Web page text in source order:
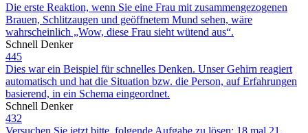
Die erste Reaktion, wenn Sie eine Frau mit zusammengezogenen
Brauen, Schlitzaugen und geöffnetem Mund sehen, wäre
wahrscheinlich „Wow, diese Frau sieht wütend aus“.
Schnell Denker
445
Dies war ein Beispiel für schnelles Denken. Unser Gehirn reagiert
automatisch und hat die Situation bzw. die Person, auf Erfahrungen
basierend, in ein Schema eingeordnet.
Schnell Denker
432
Versuchen Sie jetzt bitte, folgende Aufgabe zu lösen: 18 mal 21.